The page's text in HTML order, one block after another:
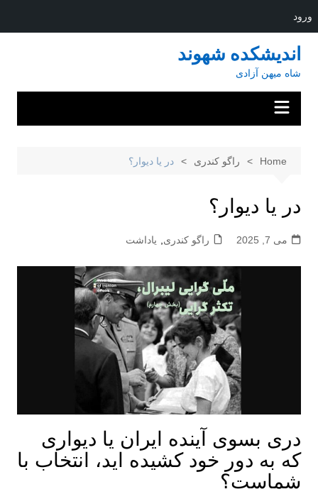
ورود
content
اندیشکده شهوند
شاه میهن آزادی
Home راگو کندری در یا دیوار؟
در یا دیوار؟
می 7, 2025 راگو کندری یاداشت
دری بسوی آینده ایران یا دیواری
که به دور خود کشیده اید، انتخاب با
شماست؟